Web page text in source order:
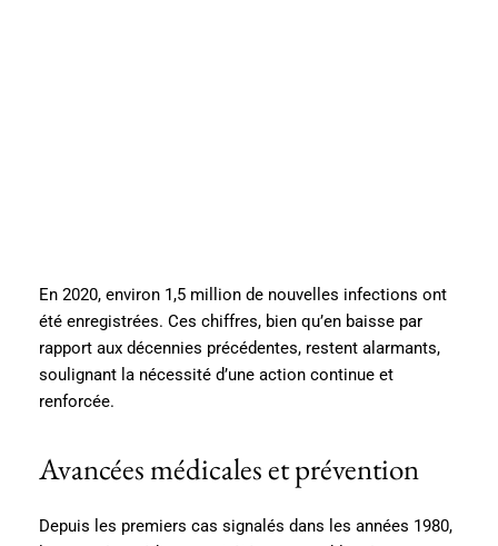
En 2020, environ 1,5 million de nouvelles infections ont
été enregistrées. Ces chiffres, bien qu’en baisse par
rapport aux décennies précédentes, restent alarmants,
soulignant la nécessité d’une action continue et
renforcée.
Avancées médicales et prévention
Depuis les premiers cas signalés dans les années 1980,